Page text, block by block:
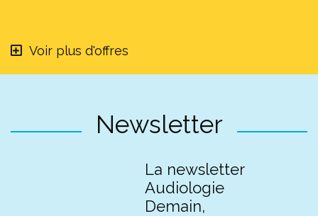
Voir plus d'offres
Newsletter
La newsletter
Audiologie
Demain,